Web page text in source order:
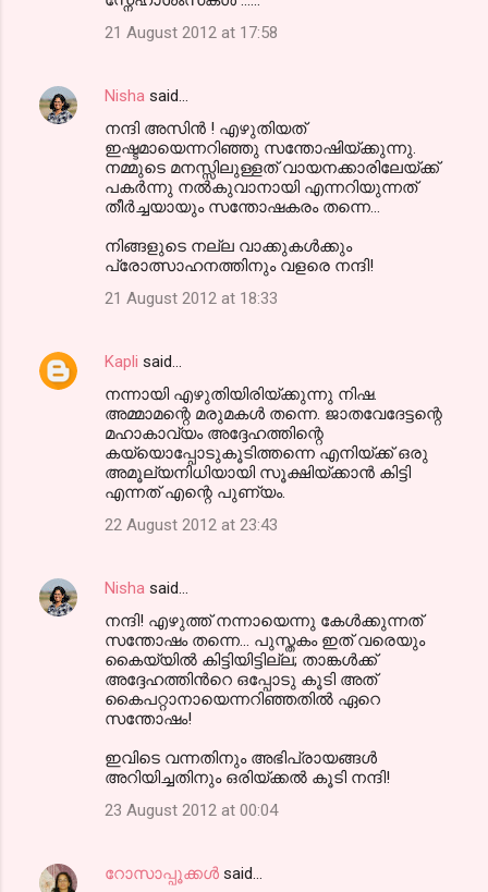
21 August 2012 at 17:58
Nisha said…
നന്ദി അസിന്‍ ! എഴുതിയത്
ഇഷ്ടമായെന്നറിഞ്ഞു സന്തോഷിയ്ക്കുന്നു.
നമ്മുടെ മനസ്സിലുള്ളത് വായനക്കാരിലേയ്ക്ക്
പകര്‍ന്നു നല്‍കുവാനായി എന്നറിയുന്നത്
തീര്‍ച്ചയായും സന്തോഷകരം തന്നെ...
നിങ്ങളുടെ നല്ല വാക്കുകള്‍ക്കും
പ്രോത്സാഹനത്തിനും വളരെ നന്ദി!
21 August 2012 at 18:33
Kapli said…
നന്നായി എഴുതിയിരിയ്ക്കുന്നു നിഷ.
അമ്മാമന്റെ മരുമകൾ തന്നെ. ജാതവേദേട്ടന്റെ
മഹാകാവ്യം അദ്ദേഹത്തിന്റെ
കയ്യൊപ്പോടുകൂടിത്തന്നെ എനിയ്ക്ക് ഒരു
അമൂല്യനിധിയായി സൂക്ഷിയ്ക്കാൻ കിട്ടി
എന്നത് എന്റെ പുണ്യം.
22 August 2012 at 23:43
Nisha said…
നന്ദി! എഴുത്ത് നന്നായെന്നു കേള്‍ക്കുന്നത്
സന്തോഷം തന്നെ... പുസ്തകം ഇത് വരെയും
കൈയ്യില്‍ കിട്ടിയിട്ടില്ല; താങ്കള്‍ക്ക്
അദ്ദേഹത്തിന്‍റെ ഒപ്പോടു കൂടി അത്
കൈപറ്റാനായെന്നറിഞ്ഞതില്‍ ഏറെ
സന്തോഷം!
ഇവിടെ വന്നതിനും അഭിപ്രായങ്ങള്‍
അറിയിച്ചതിനും ഒരിയ്ക്കല്‍ കൂടി നന്ദി!
23 August 2012 at 00:04
റോസാപ്പൂക്കള്‍ said…